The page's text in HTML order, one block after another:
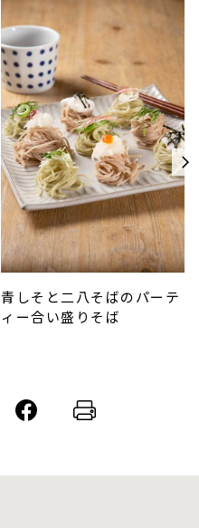
青しそと二八そばのパーテ
ィー合い盛りそば